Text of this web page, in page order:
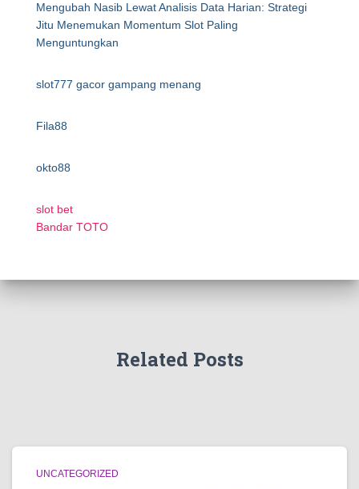
Mengubah Nasib Lewat Analisis Data Harian: Strategi
Jitu Menemukan Momentum Slot Paling
Menguntungkan
slot777 gacor gampang menang
Fila88
okto88
slot bet
Bandar TOTO
Related Posts
UNCATEGORIZED